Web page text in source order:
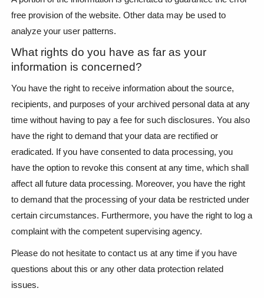
free provision of the website. Other data may be used to
analyze your user patterns.
What rights do you have as far as your
information is concerned?
You have the right to receive information about the source,
recipients, and purposes of your archived personal data at any
time without having to pay a fee for such disclosures. You also
have the right to demand that your data are rectified or
eradicated. If you have consented to data processing, you
have the option to revoke this consent at any time, which shall
affect all future data processing. Moreover, you have the right
to demand that the processing of your data be restricted under
certain circumstances. Furthermore, you have the right to log a
complaint with the competent supervising agency.
Please do not hesitate to contact us at any time if you have
questions about this or any other data protection related
issues.